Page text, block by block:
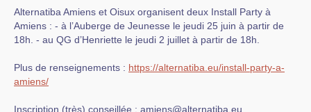
Alternatiba Amiens et Oisux organisent deux Install Party à
Amiens : - à l’Auberge de Jeunesse le jeudi 25 juin à partir de
18h. - au QG d’Henriette le jeudi 2 juillet à partir de 18h.
Plus de renseignements : https://alternatiba.eu/install-party-a-
amiens/
Inscription (très) conseillée : amiens@alternatiba.eu